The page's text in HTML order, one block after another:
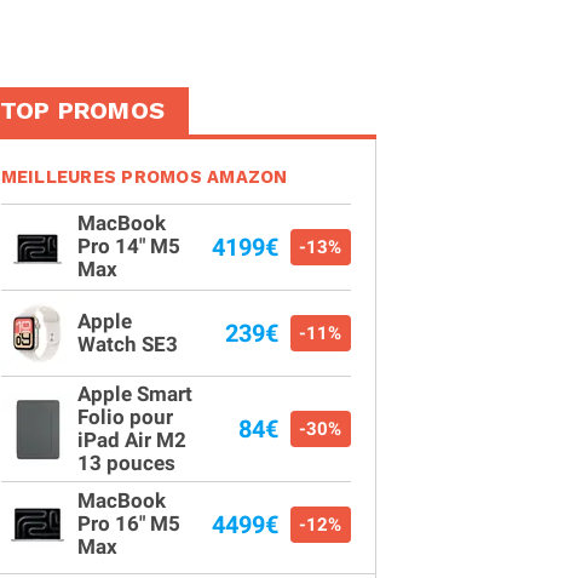
TOP PROMOS
MEILLEURES PROMOS AMAZON
MacBook
Pro 14" M5
Max
4199€ -13%
Apple
Watch SE3
239€ -11%
Apple Smart
Folio pour
iPad Air M2
13 pouces
84€ -30%
MacBook
Pro 16" M5
Max
4499€ -12%